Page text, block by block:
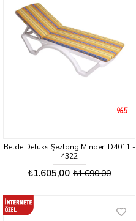
Belde Delüks Şezlong Minderi D4011 -
4322
₺1.605,00 ₺1.690,00
%5